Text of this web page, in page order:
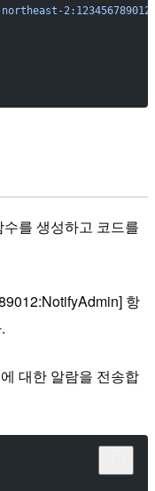
를 생성하고 코드를
항
대한 알람을 전송합